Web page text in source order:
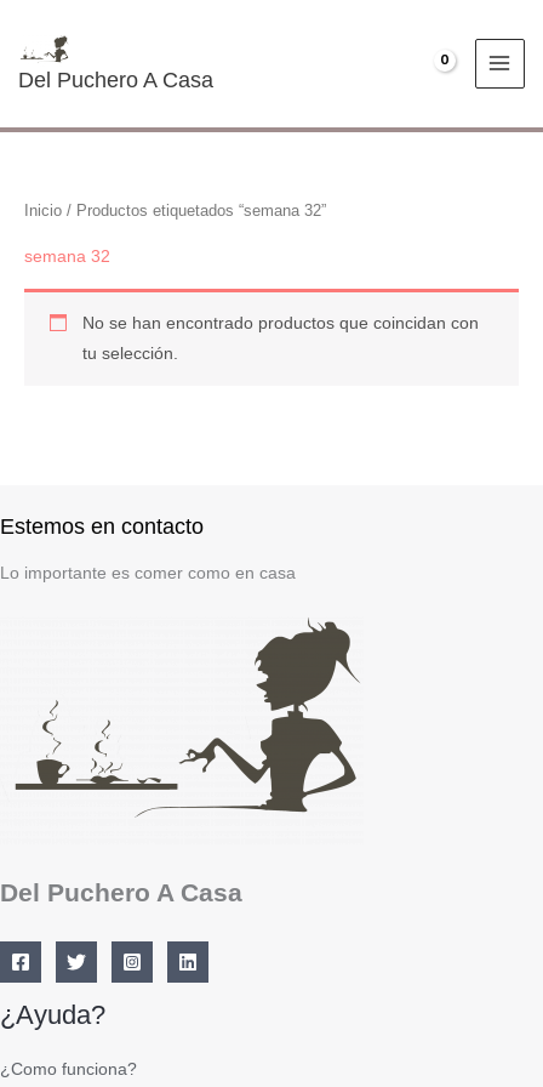
contenido
Del Puchero A Casa
Inicio / Productos etiquetados “semana 32”
semana 32
No se han encontrado productos que coincidan con
tu selección.
Estemos en contacto
Lo importante es comer como en casa
Del Puchero A Casa
¿Ayuda?
¿Como funciona?